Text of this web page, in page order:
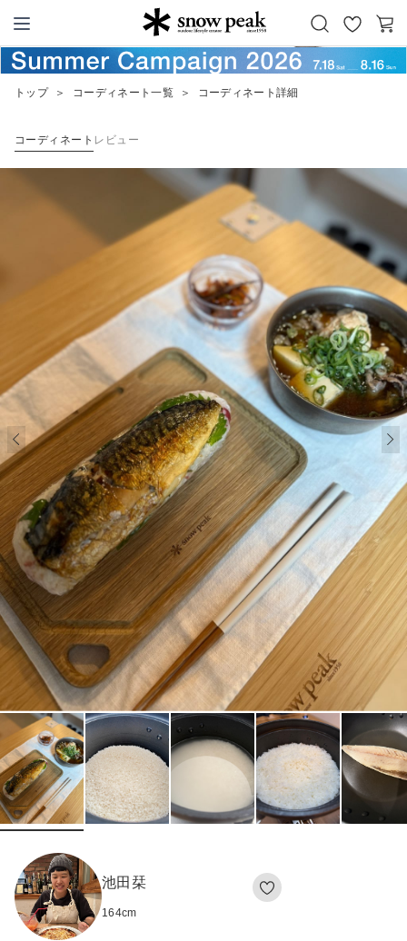
Snow Peak
お
気
カ
ー
トップ ＞ コーディネート一覧 ＞ コーディネート詳細
コーディネート レビュー
池田栞
164cm